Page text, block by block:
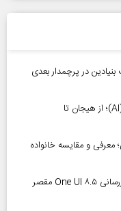
بنیادین در پرچمدار بعدی
رشد خیره‌کننده بازار توکن‌های هوش مصنوعی (AI)؛ از هیجان تا
و مقایسه خانواده
بحران باتری در گوشی‌های سامسونگ؛ آیا به‌روزرسانی One UI ۸.۵ مقصر